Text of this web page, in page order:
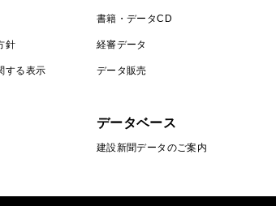
針
する表示
書籍・データCD
経審データ
データ販売
データベース
建設新聞データのご案内